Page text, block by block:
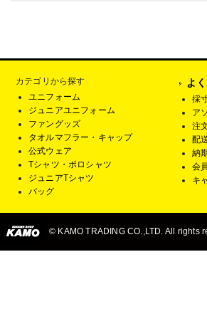
カテゴリから探す
ユニフォーム
ジュニアユニフォーム
ファングッズ
タオルマフラー・キャップ
公式ウェア
Tシャツ・ポロシャツ
ジュニアTシャツ
バッグ
よ
採
ア
注
配
納
会
キ
© KAMO TRADING CO.,LTD. All rights